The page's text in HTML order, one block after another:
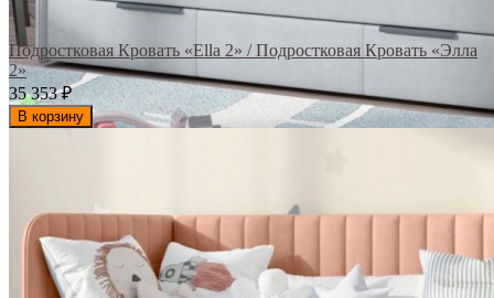
Подростковая Кровать «Ella 2» / Подростковая Кровать «Элла
2»
35 353₽
В корзину